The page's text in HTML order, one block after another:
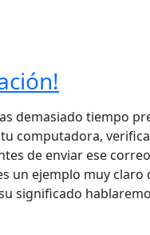
demasiado tiempo
computadora,
de enviar ese
un ejemplo muy
significado